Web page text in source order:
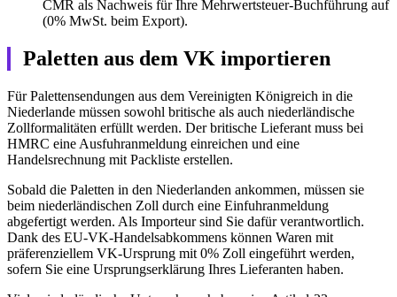
CMR als Nachweis für Ihre Mehrwertsteuer-Buchführung auf
(0% MwSt. beim Export).
Paletten aus dem VK importieren
Für Palettensendungen aus dem Vereinigten Königreich in die
Niederlande müssen sowohl britische als auch niederländische
Zollformalitäten erfüllt werden. Der britische Lieferant muss bei
HMRC eine Ausfuhranmeldung einreichen und eine
Handelsrechnung mit Packliste erstellen.
Sobald die Paletten in den Niederlanden ankommen, müssen sie
beim niederländischen Zoll durch eine Einfuhranmeldung
abgefertigt werden. Als Importeur sind Sie dafür verantwortlich.
Dank des EU-VK-Handelsabkommens können Waren mit
präferenziellem VK-Ursprung mit 0% Zoll eingeführt werden,
sofern Sie eine Ursprungserklärung Ihres Lieferanten haben.